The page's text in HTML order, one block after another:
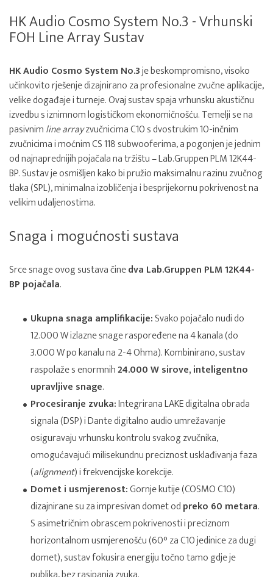
HK Audio Cosmo System No.3 - Vrhunski
FOH Line Array Sustav
HK Audio Cosmo System No.3je beskompromisno, visoko
učinkovito rješenje dizajnirano za profesionalne zvučne aplikacije,
velike događaje i turneje. Ovaj sustav spaja vrhunsku akustičnu
izvedbu s iznimnom logističkom ekonomičnošću. Temelji se na
pasivnimline arrayzvučnicima C10 s dvostrukim 10-inčnim
zvučnicima i moćnim CS 118 subwooferima, a pogonjen je jednim
od najnaprednijih pojačala na tržištu – Lab.Gruppen PLM 12K44-
BP. Sustav je osmišljen kako bi pružio maksimalnu razinu zvučnog
tlaka (SPL), minimalna izobličenja i besprijekornu pokrivenost na
velikim udaljenostima.
Snaga i mogućnosti sustava
Srce snage ovog sustava činedva Lab.Gruppen PLM 12K44-
BP pojačala.
Ukupna snaga amplifikacije:Svako pojačalo nudi do
12.000 W izlazne snage raspoređene na 4 kanala (do
3.000 W po kanalu na 2-4 Ohma). Kombinirano, sustav
raspolaže s enormnih24.000 W sirove, inteligentno
upravljive snage.
Procesiranje zvuka:Integrirana LAKE digitalna obrada
signala (DSP) i Dante digitalno audio umrežavanje
osiguravaju vrhunsku kontrolu svakog zvučnika,
omogućavajući milisekundnu preciznost usklađivanja faza
(alignment) i frekvencijske korekcije.
Domet i usmjerenost:Gornje kutije (COSMO C10)
dizajnirane su za impresivan domet odpreko 60 metara.
S asimetričnim obrascem pokrivenosti i preciznom
horizontalnom usmjerenošću (60° za C10 jedinice za dugi
domet), sustav fokusira energiju točno tamo gdje je